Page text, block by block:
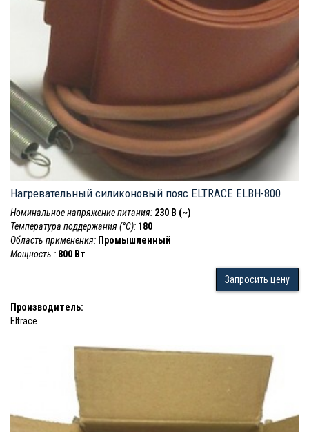
Нагревательный силиконовый пояс ELTRACE ELBH-800
Номинальное напряжение питания: 230 В (~)
Температура поддержания (°С): 180
Область применения: Промышленный
Мощность : 800 Вт
Запросить цену
Производитель:
Eltrace